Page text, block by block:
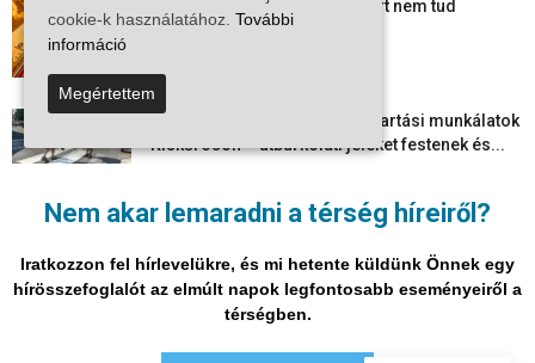
Nem akar lemaradni a térség híreiről?
Iratkozzon fel hírlevelükre, és mi hetente küldünk Önnek egy
hírösszefoglalót az elmúlt napok legfontosabb eseményeiről a
térségben.
Mi történik Európa felett? Ezért nem tud
szabadulni a kontinens a...
Folyamatosak a nyári karbantartási munkálatok
Kiskőrösön – útburkolati jeleket festenek és...
Bács-Kiskun útjain –...
2026-08-04
cookie-k használatához. További
információ
Megértettem